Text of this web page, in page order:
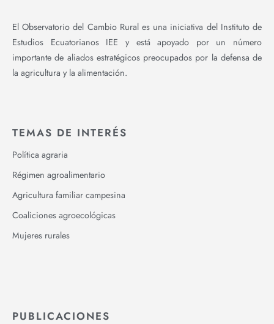
El Observatorio del Cambio Rural es una iniciativa del Instituto de
Estudios Ecuatorianos IEE y está apoyado por un número
importante de aliados estratégicos preocupados por la defensa de
la agricultura y la alimentación.
TEMAS DE INTERÉS
Política agraria
Régimen agroalimentario
Agricultura familiar campesina
Coaliciones agroecológicas
Mujeres rurales
PUBLICACIONES